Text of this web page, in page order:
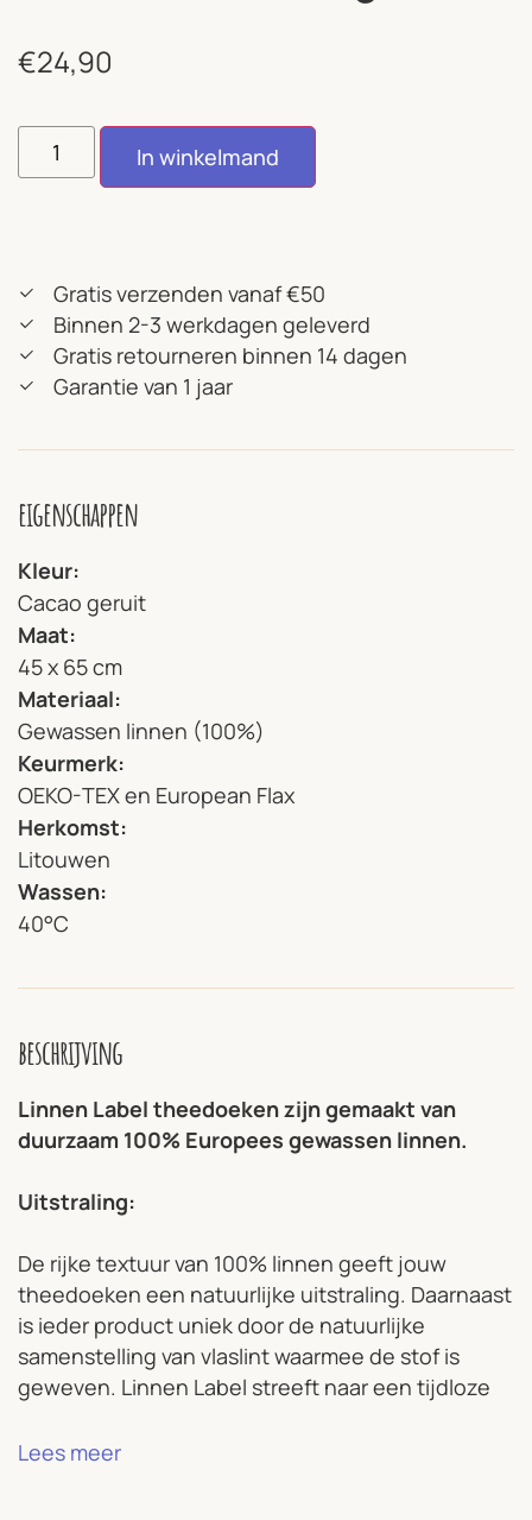
€24,90
In winkelmand
Gratis verzenden vanaf €50
Binnen 2-3 werkdagen geleverd
Gratis retourneren binnen 14 dagen
Garantie van 1 jaar
eigenschappen
Kleur
Cacao geruit
Maat
45 x 65 cm
Materiaal
Gewassen linnen (100%)
Keurmerk
OEKO-TEX en European Flax
Herkomst
Litouwen
Wassen
40°C
beschrijving
Linnen Label theedoeken zijn gemaakt van
duurzaam 100% Europees gewassen linnen.
Uitstraling:
De rijke textuur van 100% linnen geeft jouw
theedoeken een natuurlijke uitstraling. Daarnaast
is ieder product uniek door de natuurlijke
samenstelling van vlaslint waarmee de stof is
geweven. Linnen Label streeft naar een tijdloze
manier tot stand is gekomen.
Lees meer